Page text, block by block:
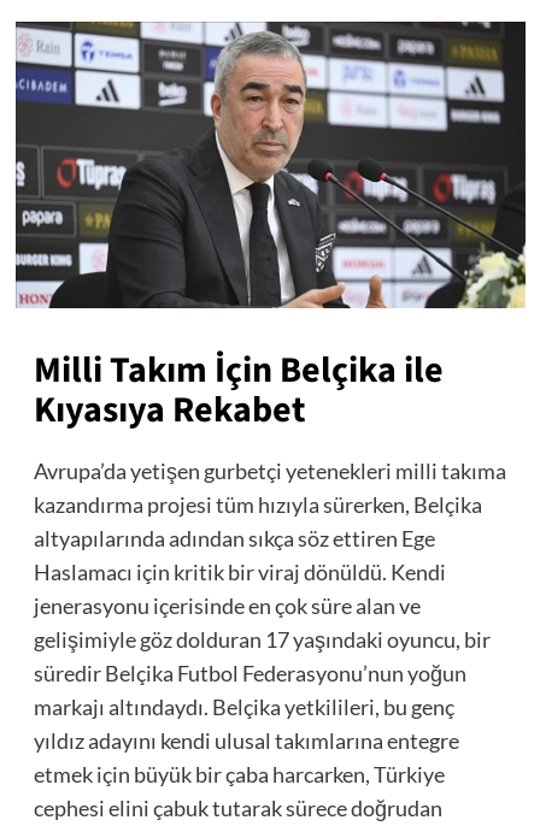
Milli Takım İçin Belçika ile
Kıyasıya Rekabet
Avrupa’da yetişen gurbetçi yetenekleri milli takıma
kazandırma projesi tüm hızıyla sürerken, Belçika
altyapılarında adından sıkça söz ettiren Ege
Haslamacı için kritik bir viraj dönüldü. Kendi
jenerasyonu içerisinde en çok süre alan ve
gelişimiyle göz dolduran 17 yaşındaki oyuncu, bir
süredir Belçika Futbol Federasyonu’nun yoğun
markajı altındaydı. Belçika yetkilileri, bu genç
yıldız adayını kendi ulusal takımlarına entegre
etmek için büyük bir çaba harcarken, Türkiye
cephesi elini çabuk tutarak sürece doğrudan